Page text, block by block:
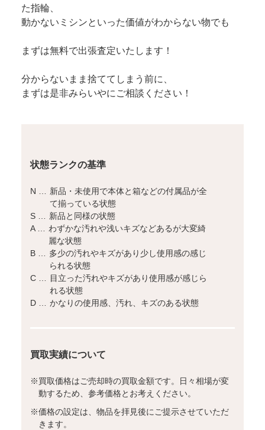
た指輪、
動かないミシンといった価値がわからない物でも
まずは無料で出張査定いたします！
分からないまま捨ててしまう前に、
まずは是非みらいやにご相談ください！
状態ランクの基準
N … 新品・未使用で本体と箱などの付属品が全
て揃っている状態
S … 新品と同様の状態
A … わずかな汚れや浅いキズなどあるが大変綺
麗な状態
B … 多少の汚れやキズがあり少し使用感の感じ
られる状態
C … 目立った汚れやキズがあり使用感が感じら
れる状態
D … かなりの使用感、汚れ、キズのある状態
買取実績について
※買取価格はご売却時の買取金額です。日々相場が変
動するため、参考価格とお考えください。
※価格の設定は、物品を拝見後にご提示させていただ
きます。